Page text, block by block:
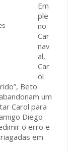
Em
ple
no
Car
nav
al,
Car
ol
Beto.
um
Carol para
Diego
o erro e
em